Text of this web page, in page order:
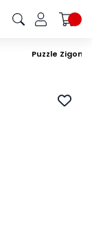
Puzzle Zigon